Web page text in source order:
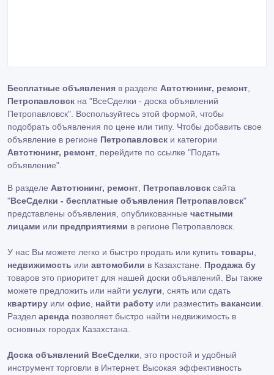
Бесплатные объявления в разделе Автотюнинг, ремонт
Петропавловск на "ВсеСделки - доска объявлений
Петропавловск". Воспользуйтесь этой формой, чтобы
подобрать объявления по цене или типу. Чтобы добавить свое
объявление в регионе Петропавловск и категории
Автотюнинг, ремонт , перейдите по ссылке "Подать
объявление"
В разделе Автотюнинг, ремонт Петропавловск сайта
"ВсеСделки - бесплатные объявления Петропавловск"
представлены объявления, опубликованные частными
лицами или предприятиями в регионе Петропавловск.
У нас Вы можете легко и быстро продать или купить товары
недвижимость или автомобили в Казахстане. Продажа бу
товаров это приоритет для нашей доски объявлений. Вы также
можете предложить или найти услуги , снять или сдать
квартиру или офис найти работу или разместить вакансии
Раздел аренда позволяет быстро найти недвижимость в
основных городах Казахстана.
Доска объявлений ВсеСделки , это простой и удобный
инструмент торговли в Интернет. Высокая эффективность